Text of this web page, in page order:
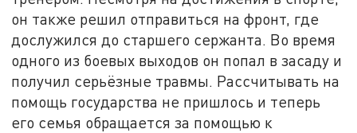
он также решил отправиться на фронт, где
дослужился до старшего сержанта. Во время
одного из боевых выходов он попал в засаду и
получил серьёзные травмы. Рассчитывать на
помощь государства не пришлось и теперь
его семья обращается за помощью к